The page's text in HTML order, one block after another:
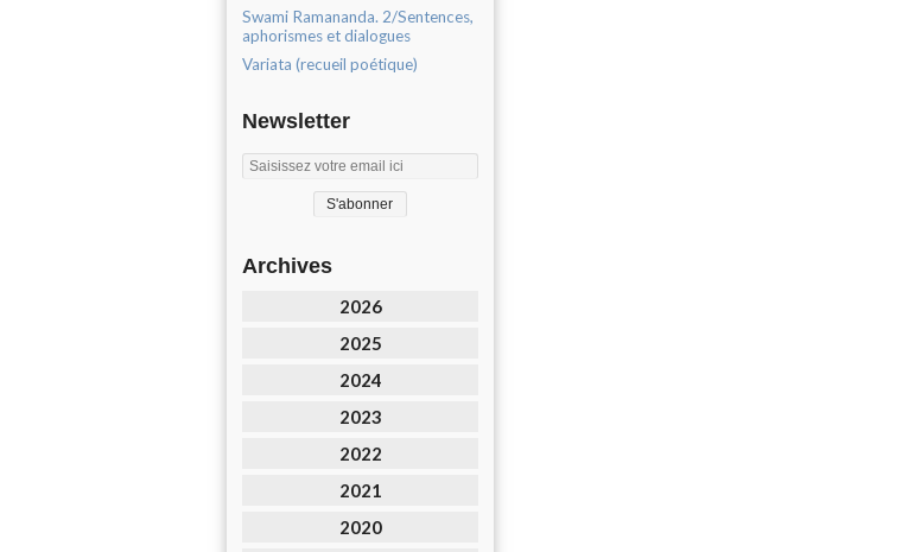
Swami Ramananda. 2/Sentences,
aphorismes et dialogues
Variata (recueil poétique)
Newsletter
Archives
2026
2025
2024
2023
2022
2021
2020